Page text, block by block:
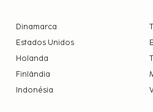
Dinamarca
Estados Unidos
Holanda
Finlândia
Indonésia